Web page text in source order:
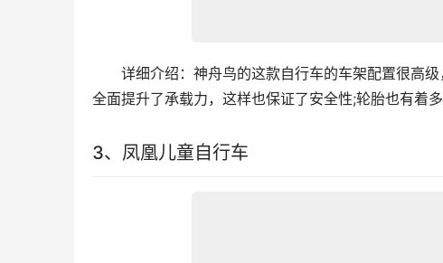
详细介绍：神舟鸟的这款自行车的车架配置很高级
全面提升了承载力，这样也保证了安全性;轮胎也有着
3、凤凰儿童自行车